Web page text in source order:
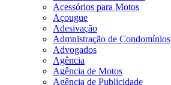
Acessórios para Motos
Açougue
Adesivação
Admnistração de Condomínios
Advogados
Agência
Agência de Motos
Agência de Publicidade